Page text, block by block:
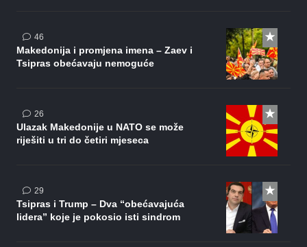
46komentara
Makedonija i promjena imena – Zaev i
Tsipras obećavaju nemoguće
26komentara
Ulazak Makedonije u NATO se može
riješiti u tri do četiri mjeseca
29komentara
Tsipras i Trump – Dva “obećavajuća
lidera” koje je pokosio isti sindrom